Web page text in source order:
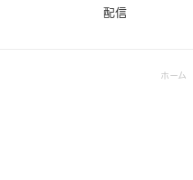
配信
ホーム